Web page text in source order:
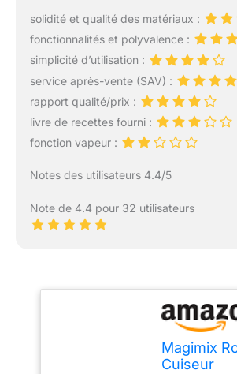
solidité et qualité des matériaux :
fonctionnalités et polyvalence :
simplicité d’utilisation :
service après-vente (SAV) :
rapport qualité/prix :
livre de recettes fourni :
fonction vapeur :
Notes des utilisateurs 4.4/5
Note de 4.4 pour 32 utilisateurs
Magimix
Cuiseur